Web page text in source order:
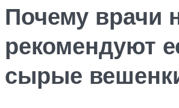
Почему врачи
рекомендуют
сырые